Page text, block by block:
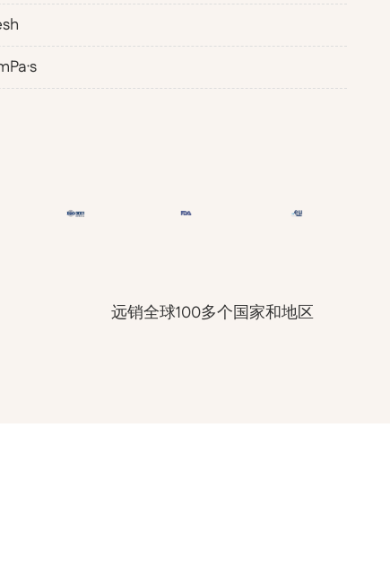
远销全球100多个国家和地区